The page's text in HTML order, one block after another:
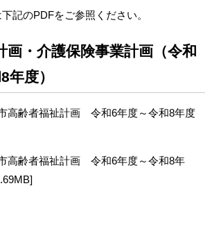
記のPDFをご参照ください。
画・介護保険事業計画（令和
年度）
高齢者福祉計画 令和6年度～令和8年度
高齢者福祉計画 令和6年度～令和8年